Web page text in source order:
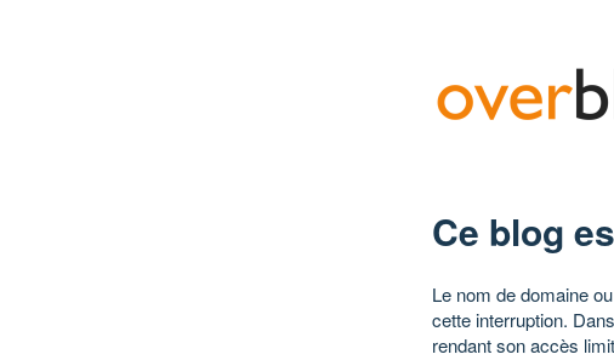
Ce blog
Le nom de domaine
cette interruption.
rendant son accès